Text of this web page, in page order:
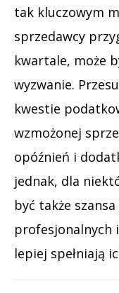
tak kluczowym
sprzedawcy
kwartale, może
wyzwanie.
kwestie
wzmożonej
opóźnień i
jednak, dla
być także
profesjonalnych
lepiej spełniają